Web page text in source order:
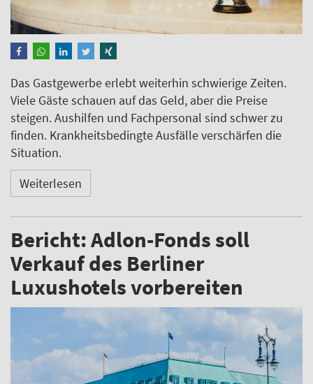
Das Gastgewerbe erlebt weiterhin schwierige Zeiten.
Viele Gäste schauen auf das Geld, aber die Preise
steigen. Aushilfen und Fachpersonal sind schwer zu
finden. Krankheitsbedingte Ausfälle verschärfen die
Situation.
Weiterlesen
Bericht: Adlon-Fonds soll
Verkauf des Berliner
Luxushotels vorbereiten